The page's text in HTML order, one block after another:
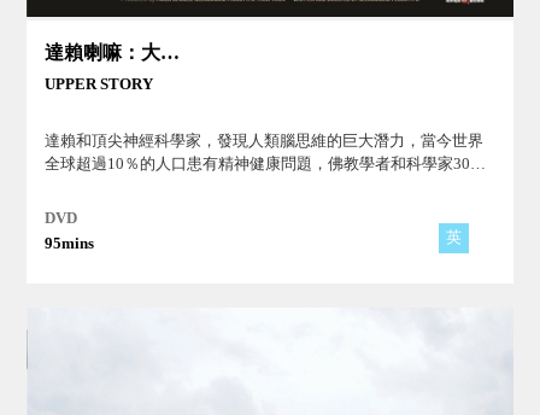
達賴喇嘛：大腦故事
UPPER STORY
達賴和頂尖神經科學家，發現人類腦思維的巨大潛力，當今世界
全球超過10％的人口患有精神健康問題，佛教學者和科學家30年
福之路，科學與宗教之間的永恆衝突找到了共同點。
DVD
95mins
英